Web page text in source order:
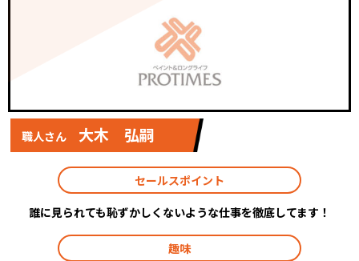
職人さん 大木 弘嗣
セールスポイント
誰に見られても恥ずかしくないような仕事を徹底してます！
趣味